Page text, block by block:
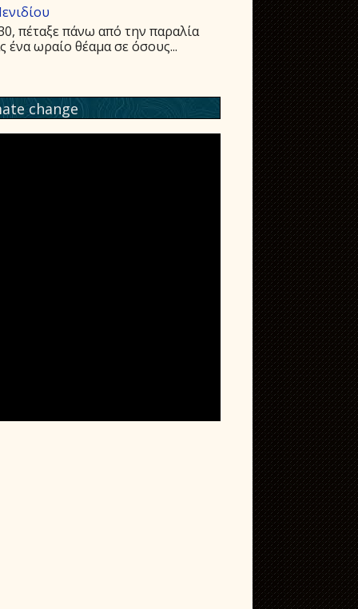
πέταξε πάνω από την παραλία
ωραίο θέαμα σε όσους...
change